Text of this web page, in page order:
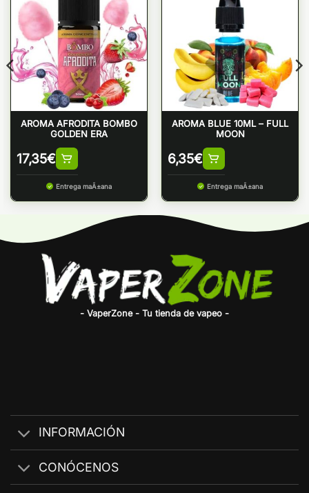
AROMA AFRODITA BOMBO
GOLDEN ERA
17,35€
Entrega maÃ±ana
AROMA BLUE 10ML – FULL
MOON
6,35€
Entrega maÃ±ana
- VaperZone - Tu tienda de vapeo -
INFORMACIÓN
CONÓCENOS